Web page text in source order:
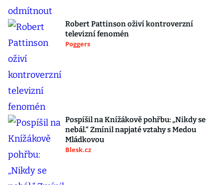
Robert Pattinson oživí kontroverzní
televizní fenomén
Poggers
Pospíšil na Knížákově pohřbu: „Nikdy se
nebál.“ Zmínil napjaté vztahy s Medou
Mládkovou
Blesk.cz